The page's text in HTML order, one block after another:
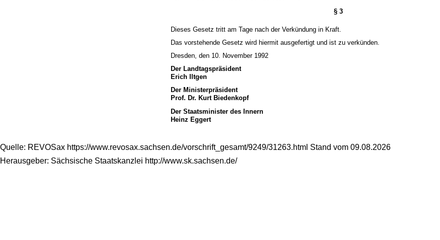
§ 3
Dieses Gesetz tritt am Tage nach der Verkündung in Kraft.
Das vorstehende Gesetz wird hiermit ausgefertigt und ist zu verkünden.
Dresden, den 10. November 1992
Der Landtagspräsident
Erich Iltgen
Der Ministerpräsident
Prof. Dr. Kurt Biedenkopf
Der Staatsminister des Innern
Heinz Eggert
Quelle: REVOSax https://www.revosax.sachsen.de/vorschrift_gesamt/9249/31263.html Stand vom 09.08.2026
Herausgeber: Sächsische Staatskanzlei http://www.sk.sachsen.de/